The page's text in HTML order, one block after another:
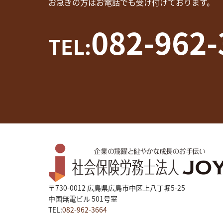
TEL:082-
〒730-0012 広島県広島市中区上八丁堀5-25
中国無電ビル 501号室
TEL:082-962-3664